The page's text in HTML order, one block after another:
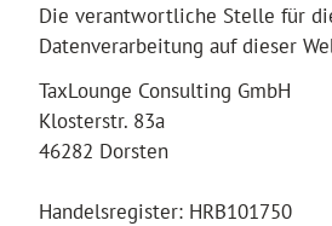
Die verantwortliche Stelle für
Datenverarbeitung auf dieser
TaxLounge Consulting GmbH
Klosterstr. 83a
46282 Dorsten
Handelsregister: HRB101750